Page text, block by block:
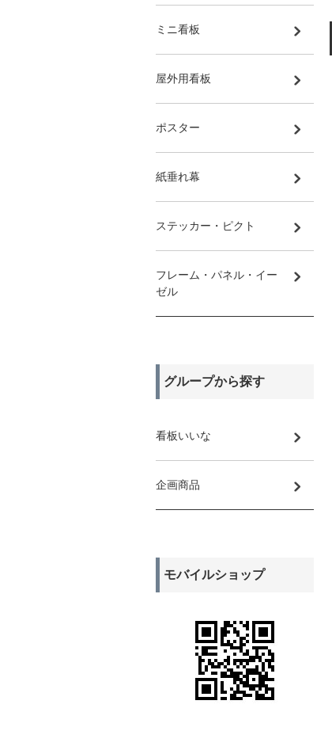
ミニ看板
屋外用看板
ポスター
紙垂れ幕
ステッカー・ピクト
フレーム・パネル・イー
ゼル
グループから探す
看板いいな
企画商品
モバイルショップ